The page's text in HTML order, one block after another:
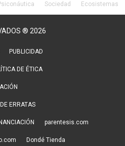
Sociedad Ecosistemas
® 2026
PUBLICIDAD
DE ÉTICA
ERRATAS
parentesis.com
Dondé Tienda